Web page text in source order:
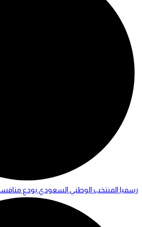
رسميا المنتخب الوطني السعودي يودع منافسات